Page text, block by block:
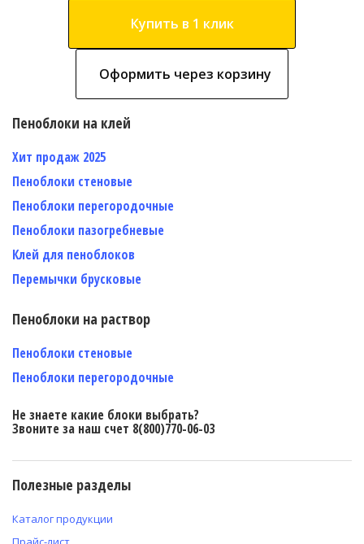
Купить в 1 клик
Оформить через корзину
Пеноблоки на клей
Хит продаж 2025
Пеноблоки стеновые
Пеноблоки перегородочные
Пеноблоки пазогребневые
Клей для пеноблоков
Перемычки брусковые
Пеноблоки на раствор
Пеноблоки стеновые
Пеноблоки перегородочные
Не знаете какие блоки выбрать?
Звоните за наш счет 8(800)770-06-03
Полезные разделы
Каталог продукции